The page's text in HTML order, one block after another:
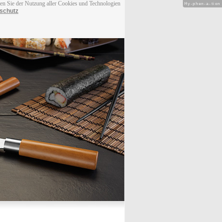
Sie der Nutzung aller Cookies und Technologien
Hy-phen-a-tion